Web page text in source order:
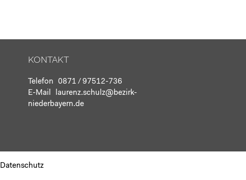
KONTAKT
Telefon 0871 / 97512-736
E-Mail
laurenz.schulz@bezirk-
niederbayern.de
Datenschutz